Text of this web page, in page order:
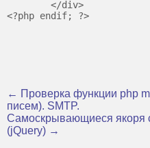
← Проверка функции php
писем). SMTP.
Самоскрывающиеся якоря
(jQuery) →